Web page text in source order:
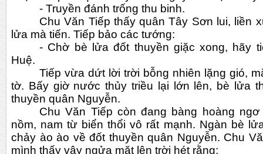
- Truyền đánh trống thu binh.
Chu Văn Tiếp thấy quân Tây Sơn lui, liền
lửa mà tiến. Tiếp bảo các tướng:
- Chờ bè lửa đốt thuyền giặc xong, hãy
Huệ.
Tiếp vừa dứt lời trời bỗng nhiên lặng gió,
tờ. Bấy giờ nước thủy triều lại lớn lên, bè lửa
thuyền quân Nguyễn.
Chu Văn Tiếp còn đang bàng hoàng
nồm, nam từ biển thổi vô rất mạnh. Ngàn bè
chảy ào ào về đốt thuyền quân Nguyễn. Chu
mình thấy vậy ngửa mặt lên trời hét rằng: